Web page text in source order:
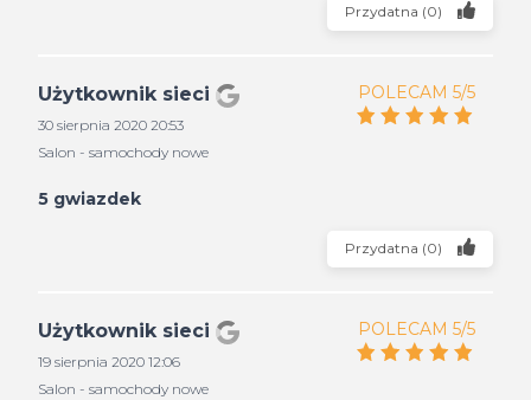
Przydatna (0)
Użytkownik sieci
30 sierpnia 2020 20:53
Salon - samochody nowe
POLECAM 5/5
5 gwiazdek
Przydatna (0)
Użytkownik sieci
19 sierpnia 2020 12:06
Salon - samochody nowe
POLECAM 5/5